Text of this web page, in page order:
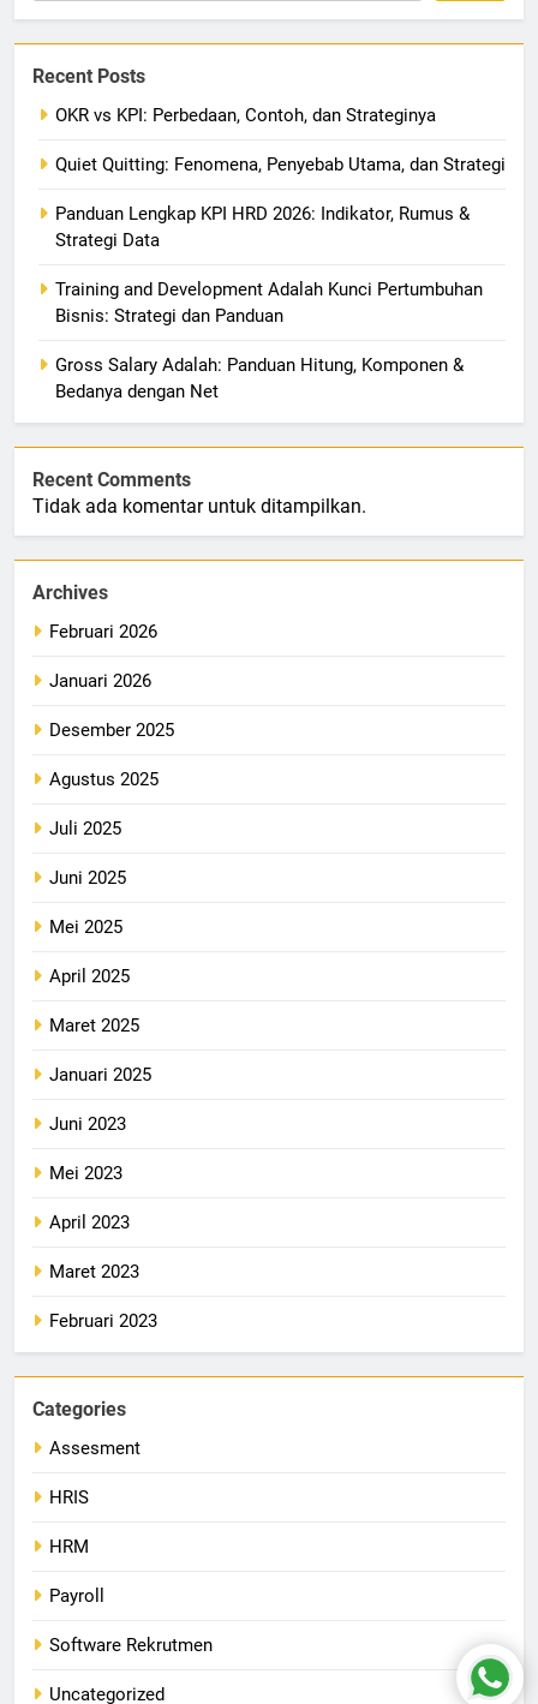
Recent Posts
OKR vs KPI: Perbedaan, Contoh, dan Strateginya
Quiet Quitting: Fenomena, Penyebab Utama, dan Strategi
Panduan Lengkap KPI HRD 2026: Indikator, Rumus &
Strategi Data
Training and Development Adalah Kunci Pertumbuhan
Bisnis: Strategi dan Panduan
Gross Salary Adalah: Panduan Hitung, Komponen &
Bedanya dengan Net
Recent Comments
Tidak ada komentar untuk ditampilkan.
Archives
Februari 2026
Januari 2026
Desember 2025
Agustus 2025
Juli 2025
Juni 2025
Mei 2025
April 2025
Maret 2025
Januari 2025
Juni 2023
Mei 2023
April 2023
Maret 2023
Februari 2023
Categories
Assesment
HRIS
HRM
Payroll
Software Rekrutmen
Uncategorized